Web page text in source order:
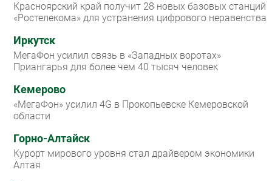
Красноярский край получит 28 новых базовых станций
«Ростелекома» для устранения цифрового неравенства
Иркутск
МегаФон усилил связь в «Западных воротах»
Приангарья для более чем 40 тысяч человек
Кемерово
«МегаФон» усилил 4G в Прокопьевске Кемеровской
области
Горно-Алтайск
Курорт мирового уровня стал драйвером экономики
Алтая